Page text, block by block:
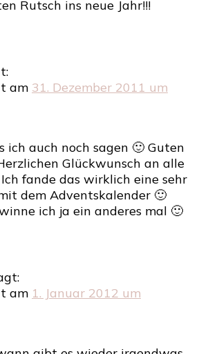
Rutsch ins neue Jahr!!!
am 31. Dezember 2011 um
ich auch noch sagen 🙂 Guten
Glückwunsch an alle
fande das wirklich eine sehr
dem Adventskalender 🙂
ich ja ein anderes mal 🙂
am 1. Januar 2012 um